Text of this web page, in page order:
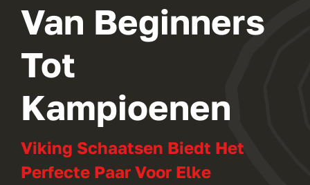
Van Beginners
Tot
Kampioenen
Viking Schaatsen Biedt Het
Perfecte Paar Voor Elke